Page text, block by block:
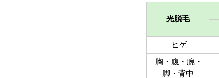
光脱毛
ヒゲ
胸・腹・腕・
脚・背中